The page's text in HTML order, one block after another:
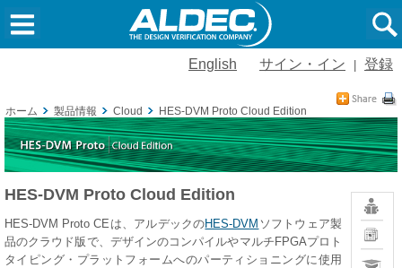
English サイン・イン 登録
ホーム 製品情報 Cloud HES-DVM Proto Cloud Edition
News
Training
HES-DVM Proto Cloud Edition
HES-DVM Proto CEは、アルデックのHES-DVM ソフトウェア製
品のクラウド版で、デザインのコンパイルやマルチFPGAプロト
タイピング・プラットフォームへのパーティショニングに使用